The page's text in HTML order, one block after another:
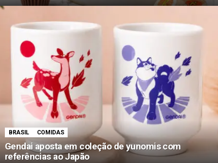
BRASIL COMIDAS
Gendai aposta em coleção de yunomis com
referências ao Japão